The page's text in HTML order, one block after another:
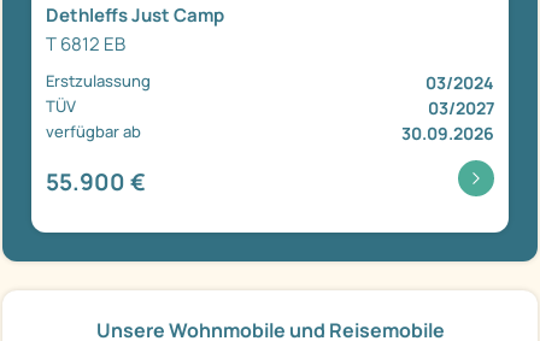
Dethleffs Just Camp
T 6812 EB
Erstzulassung 03/2024
TÜV 03/2027
verfügbar ab 30.09.2026
55.900 €
Unsere Wohnmobile und Reisemobile